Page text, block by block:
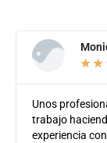
★★
Unos
trabajo
experiencia